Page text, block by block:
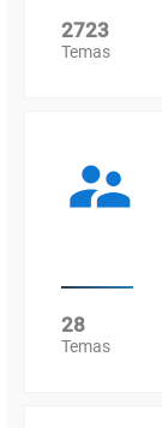
2723
Temas
28
Temas